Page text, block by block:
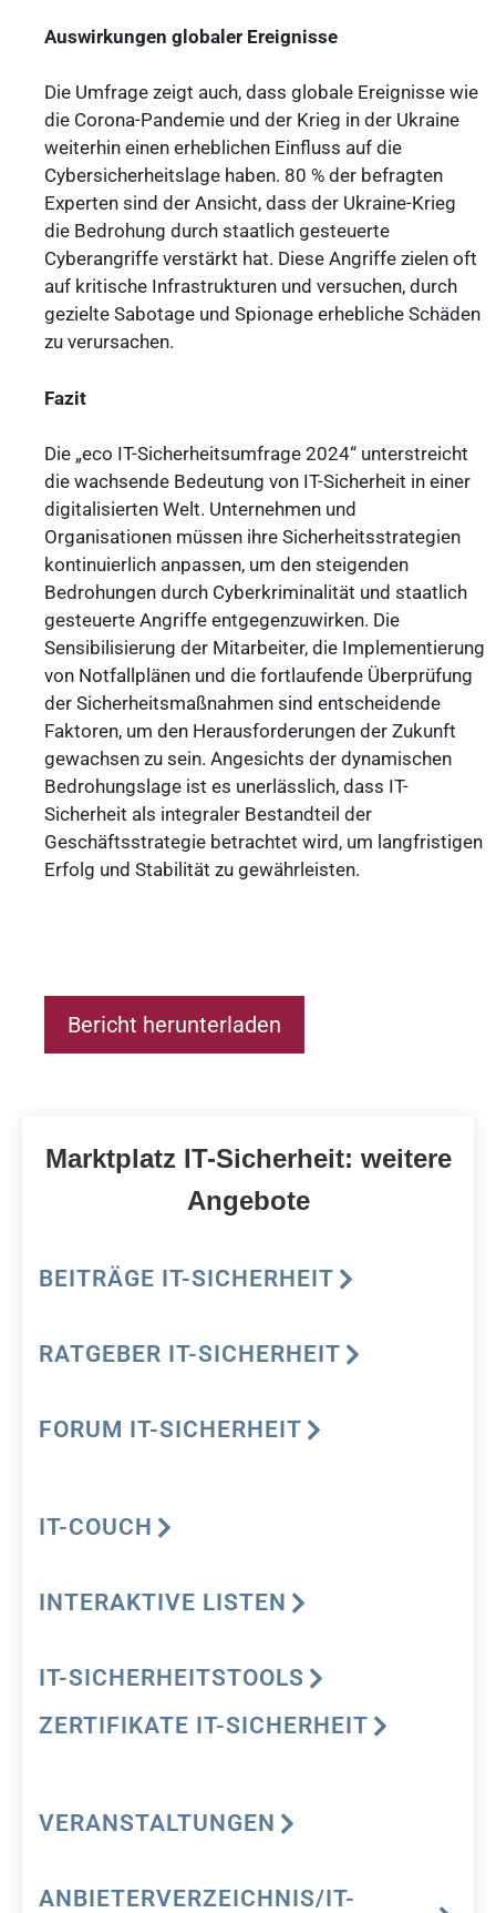
Auswirkungen globaler Ereignisse
Die Umfrage zeigt auch, dass globale Ereignisse wie
die Corona-Pandemie und der Krieg in der Ukraine
weiterhin einen erheblichen Einfluss auf die
Cybersicherheitslage haben. 80 % der befragten
Experten sind der Ansicht, dass der Ukraine-Krieg
die Bedrohung durch staatlich gesteuerte
Cyberangriffe verstärkt hat. Diese Angriffe zielen oft
auf kritische Infrastrukturen und versuchen, durch
gezielte Sabotage und Spionage erhebliche Schäden
zu verursachen.
Fazit
Die „eco IT-Sicherheitsumfrage 2024“ unterstreicht
die wachsende Bedeutung von IT-Sicherheit in einer
digitalisierten Welt. Unternehmen und
Organisationen müssen ihre Sicherheitsstrategien
kontinuierlich anpassen, um den steigenden
Bedrohungen durch Cyberkriminalität und staatlich
gesteuerte Angriffe entgegenzuwirken. Die
Sensibilisierung der Mitarbeiter, die Implementierung
von Notfallplänen und die fortlaufende Überprüfung
der Sicherheitsmaßnahmen sind entscheidende
Faktoren, um den Herausforderungen der Zukunft
gewachsen zu sein. Angesichts der dynamischen
Bedrohungslage ist es unerlässlich, dass IT-
Sicherheit als integraler Bestandteil der
Geschäftsstrategie betrachtet wird, um langfristigen
Erfolg und Stabilität zu gewährleisten.
Bericht herunterladen
Marktplatz IT-Sicherheit: weitere
Angebote
BEITRÄGE IT-SICHERHEIT
RATGEBER IT-SICHERHEIT
FORUM IT-SICHERHEIT
IT-COUCH
INTERAKTIVE LISTEN
IT-SICHERHEITSTOOLS
ZERTIFIKATE IT-SICHERHEIT
VERANSTALTUNGEN
ANBIETERVERZEICHNIS/IT-